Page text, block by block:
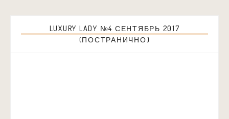
LUXURY LADY №4 СЕНТЯБРЬ 2017
(ПОСТРАНИЧНО)